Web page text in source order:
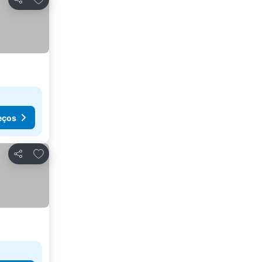
Partilhar
Partilhar
Adicionar aos favoritos